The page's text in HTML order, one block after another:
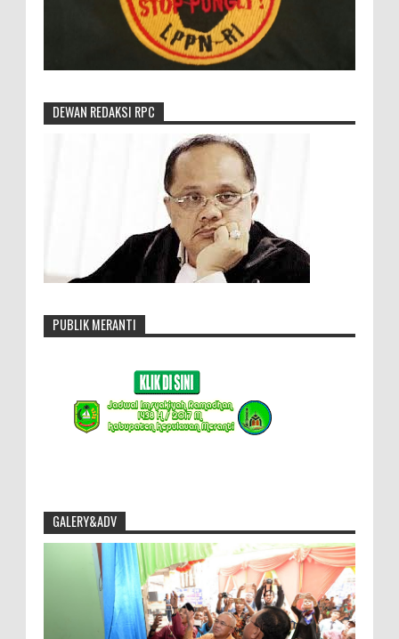
DEWAN REDAKSI RPC
PUBLIK MERANTI
GALERY&ADV